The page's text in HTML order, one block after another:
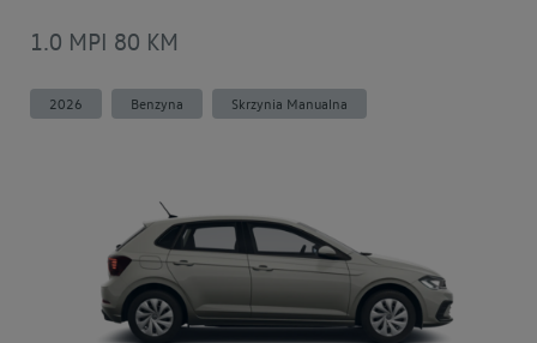
1.0 MPI 80 KM
2026 Benzyna Skrzynia Manualna